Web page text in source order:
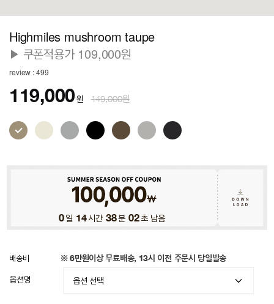
Highmiles mushroom taupe
▶ 쿠폰적용가 109,000원
review : 499
119,000원 149,000원
0일 14시간 37분 58초 남음
배송비 ※ 6만원이상 무료배송, 13시 이전 주문시 당일발송
옵션명